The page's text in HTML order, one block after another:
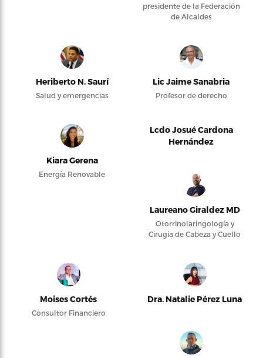
presidente de la Federación
de Alcaldes
Heriberto N. Saurí
Salud y emergencias
Lic Jaime Sanabria
Profesor de derecho
Kiara Gerena
Energía Renovable
Lcdo Josué Cardona
Hernández
Laureano Giraldez MD
Otorrinolaringología y
Cirugía de Cabeza y Cuello
Moises Cortés
Consultor Financiero
Dra. Natalie Pérez Luna